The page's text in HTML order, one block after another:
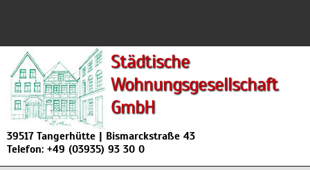
Städtische
Wohnungsgesellschaft
GmbH
39517 Tangerhütte | Bismarckstraße 43
Telefon: +49 (03935) 93 30 0